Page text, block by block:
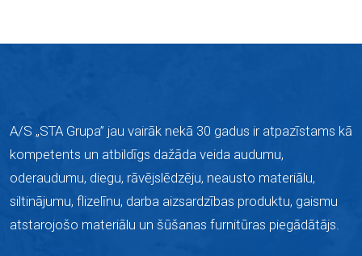
A/S „STA Grupa” jau vairāk nekā 30 gadus ir atpazīstams kā
kompetents un atbildīgs dažāda veida audumu,
oderaudumu, diegu, rāvējslēdzēju, neausto materiālu,
siltinājumu, flizelīnu, darba aizsardzības produktu, gaismu
atstarojošo materiālu un šūšanas furnitūras piegādātājs.